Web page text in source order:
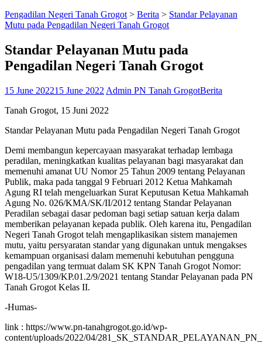
Pengadilan Negeri Tanah Grogot > Berita > Standar Pelayanan
Mutu pada Pengadilan Negeri Tanah Grogot
Standar Pelayanan Mutu pada
Pengadilan Negeri Tanah Grogot
15 June 202215 June 2022 Admin PN Tanah GrogotBerita
Tanah Grogot, 15 Juni 2022
Standar Pelayanan Mutu pada Pengadilan Negeri Tanah Grogot
Demi membangun kepercayaan masyarakat terhadap lembaga
peradilan, meningkatkan kualitas pelayanan bagi masyarakat dan
memenuhi amanat UU Nomor 25 Tahun 2009 tentang Pelayanan
Publik, maka pada tanggal 9 Februari 2012 Ketua Mahkamah
Agung RI telah mengeluarkan Surat Keputusan Ketua Mahkamah
Agung No. 026/KMA/SK/II/2012 tentang Standar Pelayanan
Peradilan sebagai dasar pedoman bagi setiap satuan kerja dalam
memberikan pelayanan kepada publik. Oleh karena itu, Pengadilan
Negeri Tanah Grogot telah mengaplikasikan sistem manajemen
mutu, yaitu persyaratan standar yang digunakan untuk mengakses
kemampuan organisasi dalam memenuhi kebutuhan pengguna
pengadilan yang termuat dalam SK KPN Tanah Grogot Nomor:
W18-U5/1309/KP.01.2/9/2021 tentang Standar Pelayanan pada PN
Tanah Grogot Kelas II.
-Humas-
link : https://www.pn-tanahgrogot.go.id/wp-
content/uploads/2022/04/